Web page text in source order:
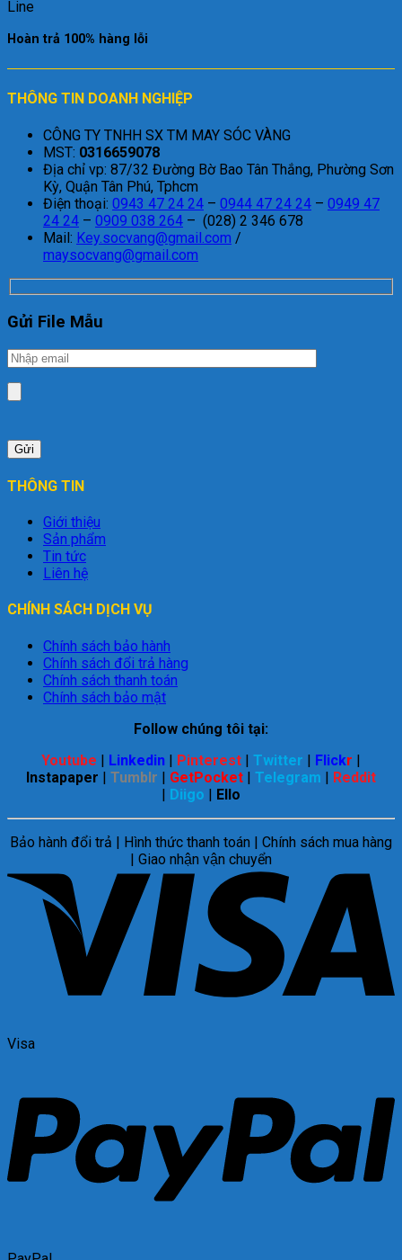
Hoàn trả 100% hàng lỗi
THÔNG TIN DOANH NGHIỆP
CÔNG TY TNHH SX TM MAY SÓC VÀNG
MST: 0316659078
Địa chỉ vp: 87/32 Đường Bờ Bao Tân Thắng, Phường Sơn
Kỳ, Quận Tân Phú, Tphcm
Điện thoại: 0943 47 24 24 – 0944 47 24 24 – 0949 47
24 24 – 0909 038 264 – (028) 2 346 678
Mail: Key.socvang@gmail.com /
maysocvang@gmail.com
Gửi File Mẫu
THÔNG TIN
Giới thiệu
Sản phẩm
Tin tức
Liên hệ
CHÍNH SÁCH DỊCH VỤ
Chính sách bảo hành
Chính sách đổi trả hàng
Chính sách thanh toán
Chính sách bảo mật
Follow chúng tôi tại:
Youtube | Linkedin | Pinterest | Twitter | Flickr |
Instapaper | Tumblr | GetPocket | Telegram | Reddit
| Diigo | Ello
Bảo hành đổi trả | Hình thức thanh toán | Chính sách mua hàng
| Giao nhận vận chuyển
Visa